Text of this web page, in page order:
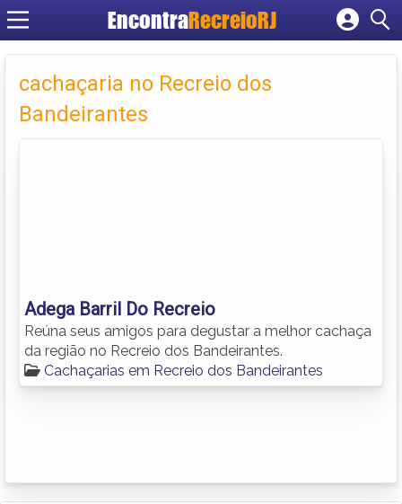
EncontraRecreioRJ
Cadastrar empresa
Criar conta
cachaçaria no Recreio dos
Bandeirantes
Adega Barril Do Recreio
Reúna seus amigos para degustar a melhor cachaça
da região no Recreio dos Bandeirantes.
Cachaçarias em Recreio dos Bandeirantes